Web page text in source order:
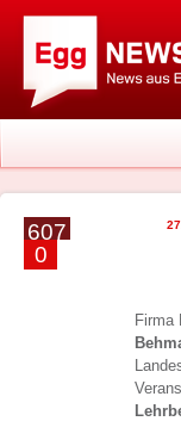
607
0
Firma